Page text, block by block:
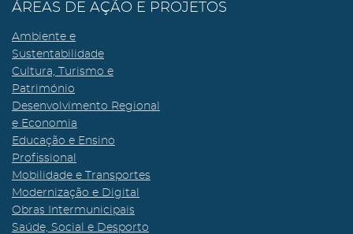
ÁREAS DE AÇÃO E PROJETOS
Ambiente e
Sustentabilidade
Cultura, Turismo e
Património
Desenvolvimento Regional
e Economia
Educação e Ensino
Profissional
Mobilidade e Transportes
Modernização e Digital
Obras Intermunicipais
Saúde, Social e Desporto